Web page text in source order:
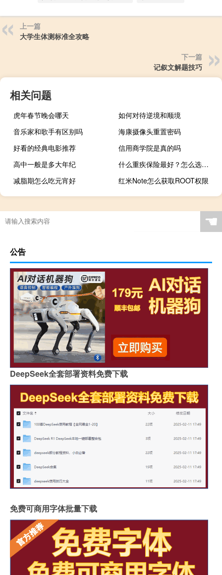
上一篇
大学生体测标准全攻略
下一篇
记叙文解题技巧
相关问题
虎年春节晚会哪天
如何对待逆境和顺境
音乐家和歌手有区别吗
海康摄像头重置密码
好看的经典电影推荐
信用商学院是真的吗
高中一般是多大年纪
什么重疾保险最好？怎么选出合适的重疾险产品？
减脂期怎么吃元宵好
红米Note怎么获取ROOT权限
☚
公告
DeepSeek全套部署资料免费下载
免费可商用字体批量下载